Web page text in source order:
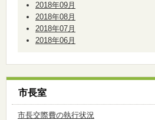
2018年09月
2018年08月
2018年07月
2018年06月
市長室
市長交際費の執行状況